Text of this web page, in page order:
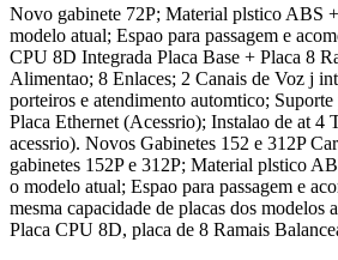
Novo gabinete 72P; Material plstico ABS
modelo atual; Espao para passagem e
CPU 8D Integrada Placa Base + Placa 8
Alimentao; 8 Enlaces; 2 Canais de Voz j
porteiros e atendimento automtico;
Placa Ethernet (Acessrio); Instalao de at 4
acessrio). Novos Gabinetes 152 e 312P
gabinetes 152P e 312P; Material plstico
o modelo atual; Espao para passagem e
mesma capacidade de placas dos modelos
Placa CPU 8D, placa de 8 Ramais